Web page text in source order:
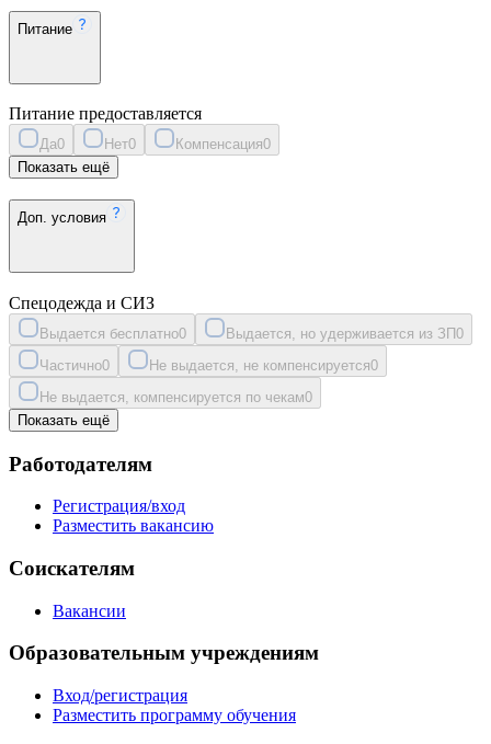
Питание
Питание предоставляется
Да0 Нет0 Компенсация0
Показать ещё
Доп. условия
Спецодежда и СИЗ
Выдается бесплатно0 Выдается, но удерживается из ЗП0
Частично0 Не выдается, не компенсируется0
Не выдается, компенсируется по чекам0
Показать ещё
Работодателям
Регистрация/вход
Разместить вакансию
Соискателям
Вакансии
Образовательным учреждениям
Вход/регистрация
Разместить программу обучения